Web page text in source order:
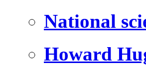
National
Howard